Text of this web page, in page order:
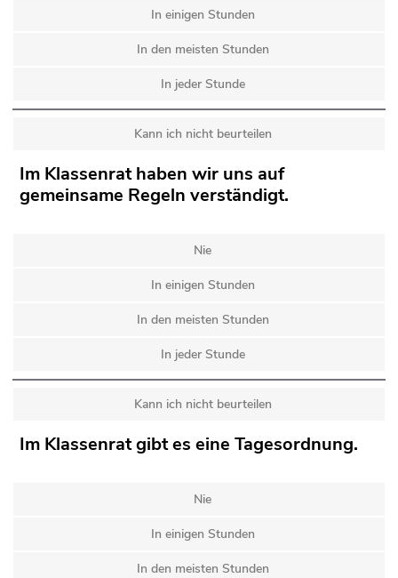
In einigen Stunden
In den meisten Stunden
In jeder Stunde
Kann ich nicht beurteilen
Im Klassenrat haben wir uns auf
gemeinsame Regeln verständigt.
Nie
In einigen Stunden
In den meisten Stunden
In jeder Stunde
Kann ich nicht beurteilen
Im Klassenrat gibt es eine Tagesordnung.
Nie
In einigen Stunden
In den meisten Stunden